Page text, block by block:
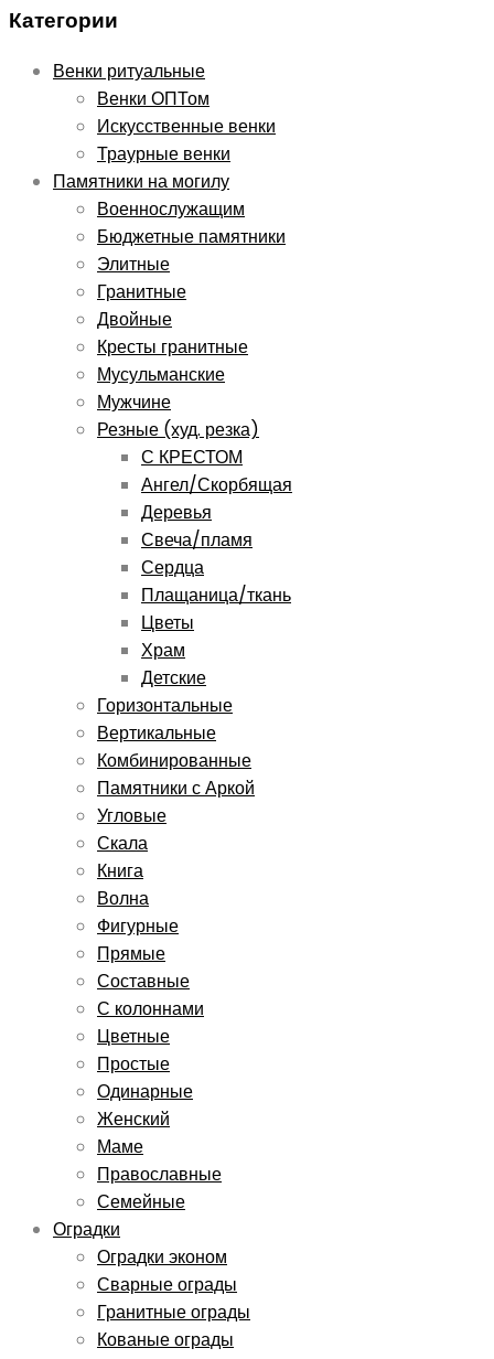
Категории
Венки ритуальные
Венки ОПТом
Искусственные венки
Траурные венки
Памятники на могилу
Военнослужащим
Бюджетные памятники
Элитные
Гранитные
Двойные
Кресты гранитные
Мусульманские
Мужчине
Резные (худ. резка)
С КРЕСТОМ
Ангел/Скорбящая
Деревья
Свеча/пламя
Сердца
Плащаница/ткань
Цветы
Храм
Детские
Горизонтальные
Вертикальные
Комбинированные
Памятники с Аркой
Угловые
Скала
Книга
Волна
Фигурные
Прямые
Составные
С колоннами
Цветные
Простые
Одинарные
Женский
Маме
Православные
Семейные
Оградки
Оградки эконом
Сварные ограды
Гранитные ограды
Кованые ограды